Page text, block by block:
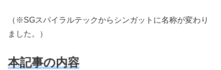
（※SGスパイラルテックからシンガットに名称が変わり
ました。）
本記事の内容